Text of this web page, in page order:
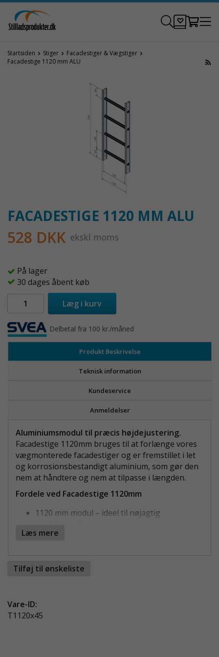
Startsiden Stiger
Facadestiger & Vægstiger
Facadestige 1120 mm ALU
FACADESTIGE 1120 MM ALU
528 DKK ekskl moms
På lager
30 dages åbent køb
Læg i kurv
Delbetal fra 100 kr./måned
Produkt Beskrivelse
Teknisk information
Kundeservice
Anmeldelser
Aluminiumsmodul til præcis højdejustering.
Facadestige 1120mm bruges til at forlænge vores
vægmonterede facadestiger og er fremstillet i let
og korrosionsbestandigt aluminium, som gør den
nem at håndtere og nem at tilpasse i længden.
Fordele ved Facadestige 1120mm
1120 mm modul – ideel til nøjagtig
Aluminiumskonstruktion – lav vægt, stærk og
400 mm indvendig bredde og 450 mm
Samles sikkert via samling til facadestige
Indgår i vores komplette pakker med
Læs mere
Tilføj til ønskeliste
Vare-ID:
T1120x45